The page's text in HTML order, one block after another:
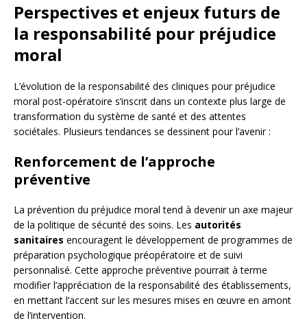
Perspectives et enjeux futurs de
la responsabilité pour préjudice
moral
L’évolution de la responsabilité des cliniques pour préjudice
moral post-opératoire s’inscrit dans un contexte plus large de
transformation du système de santé et des attentes
sociétales. Plusieurs tendances se dessinent pour l’avenir :
Renforcement de l’approche
préventive
La prévention du préjudice moral tend à devenir un axe majeur
de la politique de sécurité des soins. Les autorités
sanitaires encouragent le développement de programmes de
préparation psychologique préopératoire et de suivi
personnalisé. Cette approche préventive pourrait à terme
modifier l’appréciation de la responsabilité des établissements,
en mettant l’accent sur les mesures mises en œuvre en amont
de l’intervention.